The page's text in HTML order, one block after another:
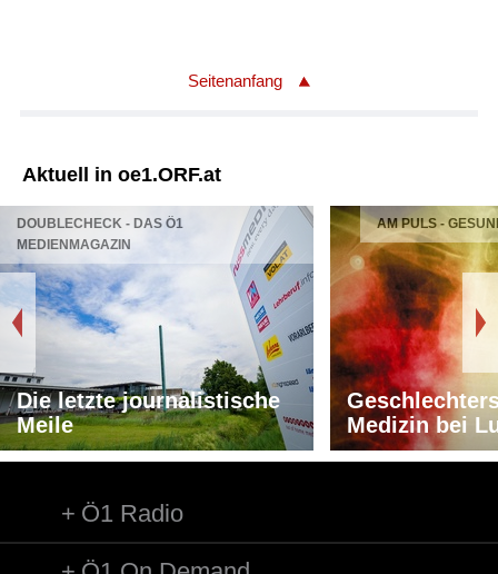
Seitenanfang
Aktuell in oe1.ORF.at
DOUBLECHECK - DAS Ö1
MEDIENMAGAZIN
Die letzte journalistische
Meile
AM PULS -
Medizin bei
Ö1 Radio